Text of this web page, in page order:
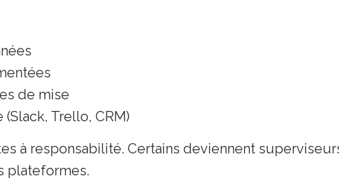
de mise
Trello, CRM)
à responsabilité. Certains deviennent
plateformes.